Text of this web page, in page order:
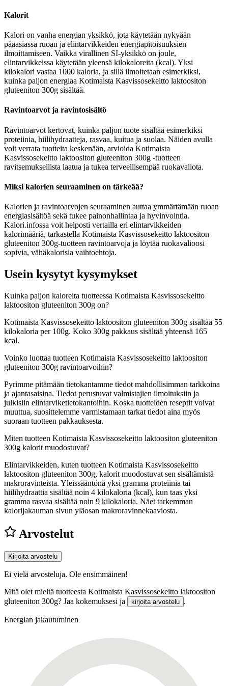
Kalorit
Kalori on vanha energian yksikkö, jota käytetään nykyään
pääasiassa ruoan ja elintarvikkeiden energiapitoisuuksien
ilmoittamiseen. Vaikka virallinen SI-yksikkö on joule,
elintarvikkeissa käytetään yleensä kilokaloreita (kcal). Yksi
kilokalori vastaa 1000 kaloria, ja sillä ilmoitetaan esimerkiksi,
kuinka paljon energiaa Kotimaista Kasvissosekeitto laktoositon
gluteeniton 300g sisältää.
Ravintoarvot ja ravintosisältö
Ravintoarvot kertovat, kuinka paljon tuote sisältää esimerkiksi
proteiinia, hiilihydraatteja, rasvaa, kuitua ja suolaa. Näiden avulla
voit verrata tuotteita keskenään, arvioida Kotimaista
Kasvissosekeitto laktoositon gluteeniton 300g -tuotteen
ravitsemuksellista laatua ja tukea terveellisempää ruokavaliota.
Miksi kalorien seuraaminen on tärkeää?
Kalorien ja ravintoarvojen seuraaminen auttaa ymmärtämään ruoan
energiasisältöä sekä tukee painonhallintaa ja hyvinvointia.
Kalori.infossa voit helposti vertailla eri elintarvikkeiden
kalorimääriä, tarkastella Kotimaista Kasvissosekeitto laktoositon
gluteeniton 300g-tuotteen ravintoarvoja ja löytää ruokavalioosi
sopivia, vähäkalorisia vaihtoehtoja.
Usein kysytyt kysymykset
Kuinka paljon kaloreita tuotteessa Kotimaista Kasvissosekeitto
laktoositon gluteeniton 300g on?
Kotimaista Kasvissosekeitto laktoositon gluteeniton 300g sisältää 55
kilokaloria per 100g. Koko 300g pakkaus sisältää yhteensä 165
kcal.
Voinko luottaa tuotteen Kotimaista Kasvissosekeitto laktoositon
gluteeniton 300g ravintoarvoihin?
Pyrimme pitämään tietokantamme tiedot mahdollisimman tarkkoina
ja ajantasaisina. Tiedot perustuvat valmistajien ilmoituksiin ja
julkisiin elintarviketietokantoihin. Koska tuotteiden reseptit voivat
muuttua, suosittelemme varmistamaan tarkat tiedot aina myös
suoraan tuotteen pakkauksesta.
Miten tuotteen Kotimaista Kasvissosekeitto laktoositon gluteeniton
300g kalorit muodostuvat?
Elintarvikkeiden, kuten tuotteen Kotimaista Kasvissosekeitto
laktoositon gluteeniton 300g, kalorit muodostuvat sen sisältämistä
makroravinteista. Yleissääntönä yksi gramma proteiinia tai
hiilihydraattia sisältää noin 4 kilokaloria (kcal), kun taas yksi
gramma rasvaa sisältää noin 9 kilokaloria. Näet tarkemman
kalorijakauman sivun yläosan makroravinnekaaviosta.
Arvostelut
Kirjoita arvostelu
Ei vielä arvosteluja. Ole ensimmäinen!
Mitä olet mieltä tuotteesta Kotimaista Kasvissosekeitto laktoositon
gluteeniton 300g? Jaa kokemuksesi ja
kirjoita arvostelu .
Energian jakautuminen